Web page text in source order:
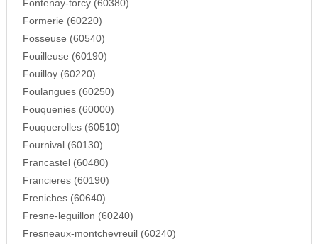
Fontenay-torcy (60380)
Formerie (60220)
Fosseuse (60540)
Fouilleuse (60190)
Fouilloy (60220)
Foulangues (60250)
Fouquenies (60000)
Fouquerolles (60510)
Fournival (60130)
Francastel (60480)
Francieres (60190)
Freniches (60640)
Fresne-leguillon (60240)
Fresneaux-montchevreuil (60240)